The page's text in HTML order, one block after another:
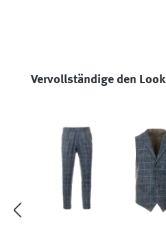
Produktgalerie überspringen
Vervollständige den Look